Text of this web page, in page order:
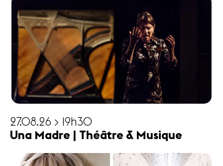
27.08.26 > 19h30
Una Madre | Théâtre & Musique